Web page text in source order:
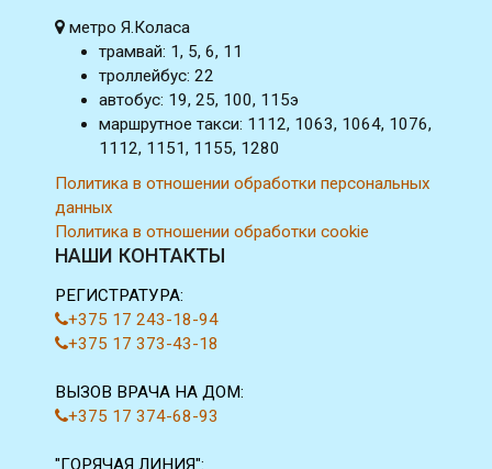
метро Я.Коласа
трамвай: 1, 5, 6, 11
троллейбус: 22
автобус: 19, 25, 100, 115э
маршрутное такси: 1112, 1063, 1064, 1076,
1112, 1151, 1155, 1280
Политика в отношении обработки персональных
данных
Политика в отношении обработки cookie
НАШИ КОНТАКТЫ
РЕГИСТРАТУРА:
+375 17 243-18-94
+375 17 373-43-18
ВЫЗОВ ВРАЧА НА ДОМ:
+375 17 374-68-93
"ГОРЯЧАЯ ЛИНИЯ":